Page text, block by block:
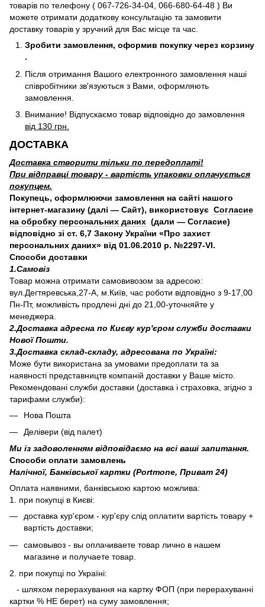
товарів по телефону ( 067-726-34-04, 066-680-64-48 ) Ви
можете отримати додаткову консультацію та замовити
доставку товарів у зручний для Вас місце та час.
Зробити замовлення, оформив покупку через корзину
.
Після отримання Вашого електронного замовлення наші
співробітники зв'язуються з Вами, оформляють
замовлення.
Внимание! Відпускаємо товар відповідно до замовлення
від 130 грн.
ДОСТАВКА
Доставка створити тільки по передоплаті!
При відправці товару - вартість упаковки оплачується
покупцем.
Покупець, оформлюючи замовлення на сайті нашого
інтернет-магазину (далі — Сайт), використовує Согласие
на обробку персональних даних (дали — Согласие)
відповідно зі ст. 6,7 Закону України «Про захист
персональних даних» від 01.06.2010 р. №2297-VI.
Способи доставки
1.Самовіз
Товар можна отримати самовивозом за адресою:
вул.Дегтяревська,27-А, м.Київ, час роботи відповідно з 9-17,00
Пн-Пт, можливість продлені дні до 21,00-уточняйте у
менеджера.
2.Доставка адресна по Києву кур'єром служби доставки
Нової Пошти.
3.Доставка склад-складу, адресована по Україні:
Може бути використана за умовами предоплати та за
наявності представництв компаній доставки у Ваше місто.
Рекомендовані служби доставки (доставка і страховка, згідно з
тарифами служби):
Нова Пошта
Делівери (від палет)
Ми із задоволенням відповідаємо на всі ваші запитання.
Способи оплати замовлень
Налічної, Банківської картки (Portmone, Приват 24)
Оплата наявними, банківською картою можлива:
1. при покупці в Києві:
доставка кур'єром - кур'єру слід оплатити вартість товару +
вартість доставки;
самовывоз - вы оплачиваете товар лично в нашем
магазине и получаете товар.
2. при покупці по Україні:
- шляхом перерахування на картку ФОП (при перерахуванні
картки % НЕ берет) на суму замовлення;